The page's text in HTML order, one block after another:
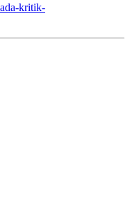
kritik-